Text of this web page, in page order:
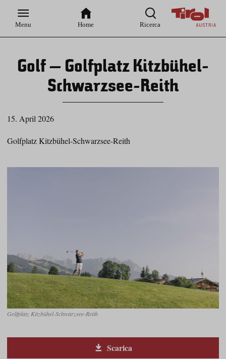
Hauptnavigation
Inhaltsbereich
Menu Home Ricerca
Golf – Golfplatz Kitzbühel-
Schwarzsee-Reith
15. April 2026
Golfplatz Kitzbühel-Schwarzsee-Reith
Golfplatz Kitzbühel-Schwarzsee-Reith
Scarica